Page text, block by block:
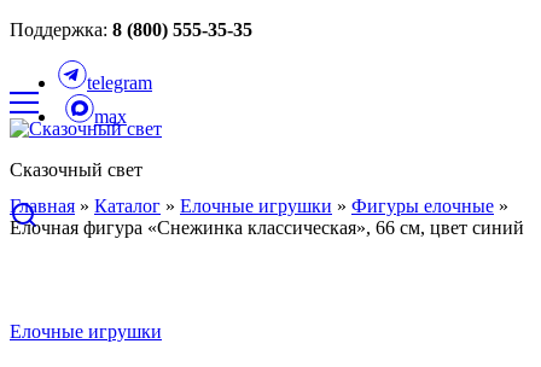
Поддержка: 8 (800) 555-35-35
telegram
max
Сказочный свет
Главная » Каталог » Елочные игрушки » Фигуры елочные »
Елочная фигура «Снежинка классическая», 66 см, цвет синий
Елочные игрушки